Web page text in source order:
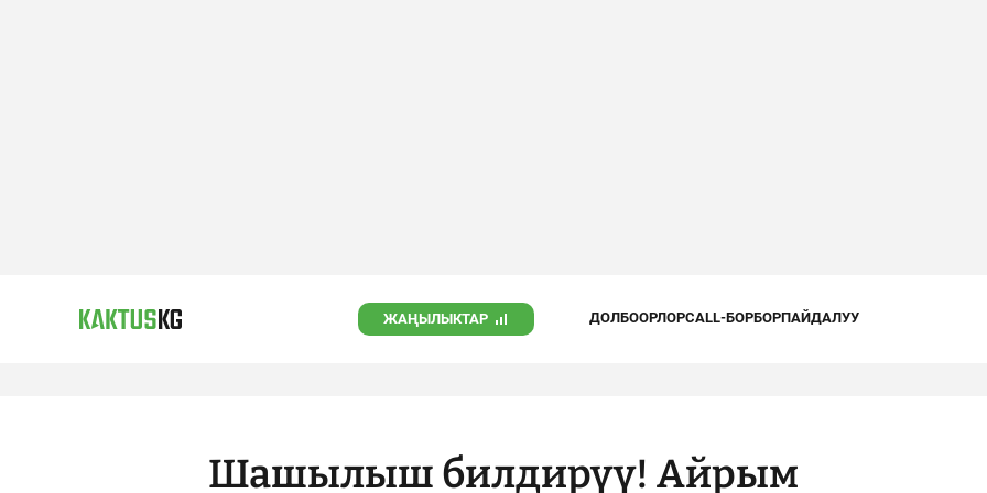
ЖАҢЫЛЫКТАР ДОЛБООРЛОРCALL-БОРБОРПАЙДАЛУУ
Шашылыш билдирүү! Айрым